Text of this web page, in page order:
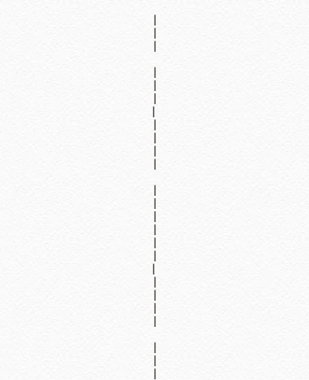
|
|
|
|
|
|
|
|
|
|
|
|
|
|
|
|
|
|
|
|
|
|
|
|
|